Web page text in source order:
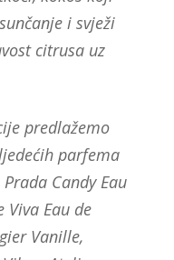
i svježi
citrusa uz
predlažemo
parfema
Candy Eau
Viva Eau de
Vanille,